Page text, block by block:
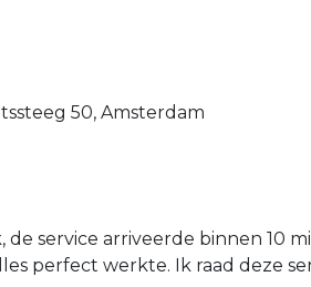
50, Amsterdam
de service arriveerde binnen 10
perfect werkte. Ik raad deze